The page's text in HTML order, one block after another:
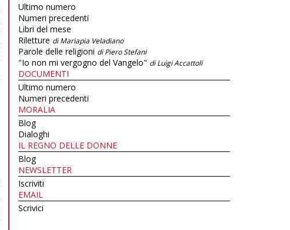
Ultimo numero
Numeri precedenti
Libri del mese
Riletture di Mariapia Veladiano
Parole delle religioni di Piero Stefani
"Io non mi vergogno del Vangelo" di Luigi Accattoli
DOCUMENTI
Ultimo numero
Numeri precedenti
MORALIA
Blog
Dialoghi
IL REGNO DELLE DONNE
Blog
NEWSLETTER
Iscriviti
EMAIL
Scrivici